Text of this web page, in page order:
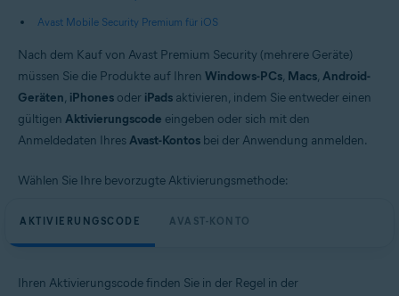
Avast Mobile Security Premium für iOS
Nach dem Kauf von Avast Premium Security (mehrere Geräte)
müssen Sie die Produkte auf Ihren Windows-PCs, Macs, Android-
Geräten, iPhones oder iPads aktivieren, indem Sie entweder einen
gültigen Aktivierungscode eingeben oder sich mit den
Anmeldedaten IhresAvast-Kontos bei der Anwendung anmelden.
Wählen Sie Ihre bevorzugte Aktivierungsmethode:
AKTIVIERUNGSCODE AVAST-KONTO
Ihren Aktivierungscode finden Sie in der Regel in der